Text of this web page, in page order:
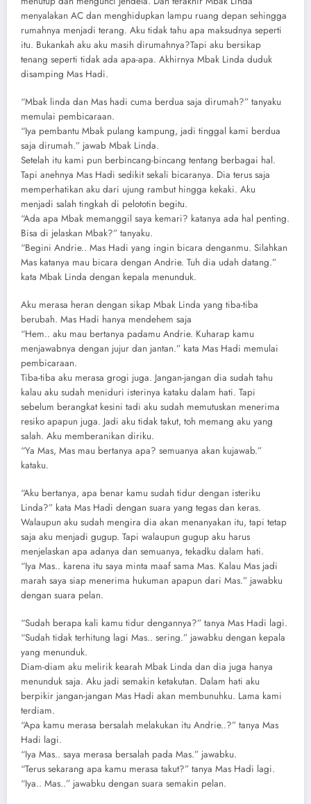
menyalakan AC dan menghidupkan lampu ruang depan sehingga
rumahnya menjadi terang. Aku tidak tahu apa maksudnya seperti
itu. Bukankah aku aku masih dirumahnya?Tapi aku bersikap
tenang seperti tidak ada apa-apa. Akhirnya Mbak Linda duduk
disamping Mas Hadi.
“Mbak linda dan Mas hadi cuma berdua saja dirumah?” tanyaku
memulai pembicaraan.
“Iya pembantu Mbak pulang kampung, jadi tinggal kami berdua
saja dirumah.” jawab Mbak Linda.
Setelah itu kami pun berbincang-bincang tentang berbagai hal.
Tapi anehnya Mas Hadi sedikit sekali bicaranya. Dia terus saja
memperhatikan aku dari ujung rambut hingga kekaki. Aku
menjadi salah tingkah di pelototin begitu.
“Ada apa Mbak memanggil saya kemari? katanya ada hal penting.
Bisa di jelaskan Mbak?” tanyaku.
“Begini Andrie.. Mas Hadi yang ingin bicara denganmu. Silahkan
Mas katanya mau bicara dengan Andrie. Tuh dia udah datang.”
kata Mbak Linda dengan kepala menunduk.
Aku merasa heran dengan sikap Mbak Linda yang tiba-tiba
berubah. Mas Hadi hanya mendehem saja
“Hem.. aku mau bertanya padamu Andrie. Kuharap kamu
menjawabnya dengan jujur dan jantan.” kata Mas Hadi memulai
pembicaraan.
Tiba-tiba aku merasa grogi juga. Jangan-jangan dia sudah tahu
kalau aku sudah meniduri isterinya kataku dalam hati. Tapi
sebelum berangkat kesini tadi aku sudah memutuskan menerima
resiko apapun juga. Jadi aku tidak takut, toh memang aku yang
salah. Aku memberanikan diriku.
“Ya Mas, Mas mau bertanya apa? semuanya akan kujawab.”
kataku.
“Aku bertanya, apa benar kamu sudah tidur dengan isteriku
Linda?” kata Mas Hadi dengan suara yang tegas dan keras.
Walaupun aku sudah mengira dia akan menanyakan itu, tapi tetap
saja aku menjadi gugup. Tapi walaupun gugup aku harus
menjelaskan apa adanya dan semuanya, tekadku dalam hati.
“Iya Mas.. karena itu saya minta maaf sama Mas. Kalau Mas jadi
marah saya siap menerima hukuman apapun dari Mas.” jawabku
dengan suara pelan.
“Sudah berapa kali kamu tidur dengannya?” tanya Mas Hadi lagi.
“Sudah tidak terhitung lagi Mas.. sering.” jawabku dengan kepala
yang menunduk.
Diam-diam aku melirik kearah Mbak Linda dan dia juga hanya
menunduk saja. Aku jadi semakin ketakutan. Dalam hati aku
berpikir jangan-jangan Mas Hadi akan membunuhku. Lama kami
terdiam.
“Apa kamu merasa bersalah melakukan itu Andrie..?” tanya Mas
Hadi lagi.
“Iya Mas.. saya merasa bersalah pada Mas.” jawabku.
“Terus sekarang apa kamu merasa takut?” tanya Mas Hadi lagi.
“Iya.. Mas..” jawabku dengan suara semakin pelan.